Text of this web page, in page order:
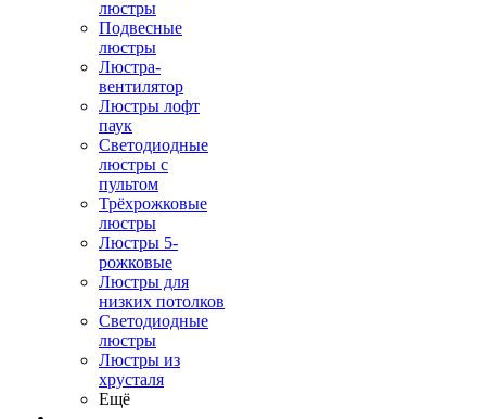
люстры
Подвесные
люстры
Люстра-
вентилятор
Люстры лофт
паук
Светодиодные
люстры с
пультом
Трёхрожковые
люстры
Люстры 5-
рожковые
Люстры для
низких потолков
Cветодиодные
люстры
Люстры из
хрусталя
Ещё